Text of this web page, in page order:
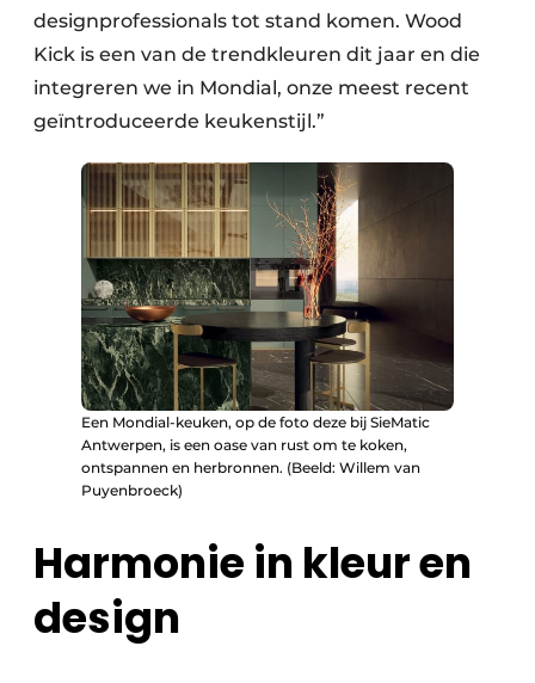
designprofessionals tot stand komen. Wood
Kick is een van de trendkleuren dit jaar en die
integreren we in Mondial, onze meest recent
geïntroduceerde keukenstijl.”
Een Mondial-keuken, op de foto deze bij SieMatic
Antwerpen, is een oase van rust om te koken,
ontspannen en herbronnen. (Beeld: Willem van
Puyenbroeck)
Harmonie in kleur en
design